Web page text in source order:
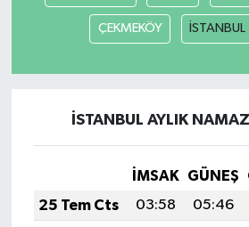
ÇEKMEKÖY İSTANBUL
İSTANBUL AYLIK
İMSAK GÜNEŞ
25 Tem Cts
03:58 05:46